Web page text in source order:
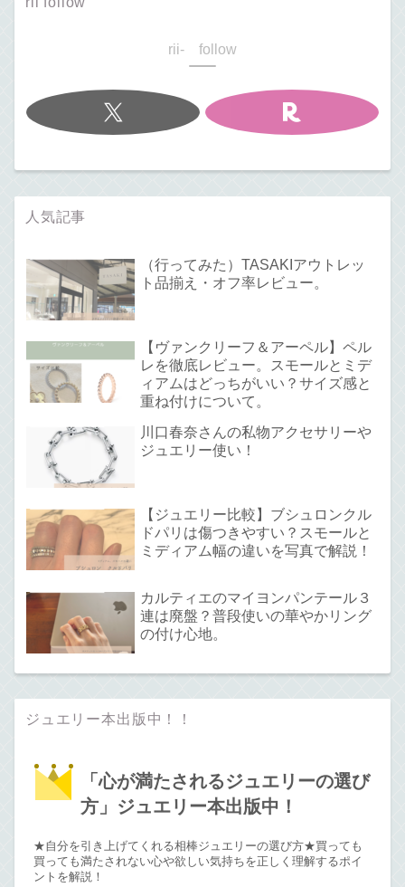
rii- follow
人気記事
（行ってみた）TASAKIアウトレッ
ト品揃え・オフ率レビュー。
【ヴァンクリーフ＆アーペル】ペル
レを徹底レビュー。スモールとミデ
ィアムはどっちがいい？サイズ感と
重ね付けについて。
川口春奈さんの私物アクセサリーや
ジュエリー使い！
【ジュエリー比較】ブシュロンクル
ドパリは傷つきやすい？スモールと
ミディアム幅の違いを写真で解説！
カルティエのマイヨンパンテール３
連は廃盤？普段使いの華やかリング
の付け心地。
ジュエリー本出版中！！
「心が満たされるジュエリーの選び
方」ジュエリー本出版中！
★自分を引き上げてくれる相棒ジュエリーの選び方★買っても
買っても満たされない心や欲しい気持ちを正しく理解するポイ
ントを解説！